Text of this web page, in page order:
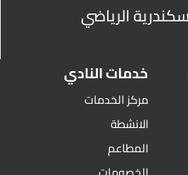
الرياضي
خدمات النادي
مركز الخدمات
الانشطة
المطاعم